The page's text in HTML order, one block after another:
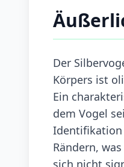
Der
Körpers ist
Ein
dem Vogel
Identifikation
Rändern,
sich nicht